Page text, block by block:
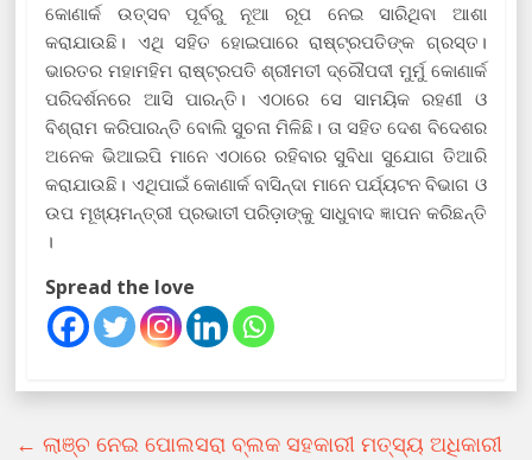
କୋଣାର୍କ ଉତ୍ସବ ପୂର୍ବରୁ ନୂଆ ରୂପ ନେଇ ସାରିଥିବା ଆଶା
କରାଯାଉଛି। ଏଥି ସହିତ ହୋଇପାରେ ରାଷ୍ଟ୍ରପତିଙ୍କ ଗ୍ରସ୍ତ।
ଭାରତର ମହାମହିମ ରାଷ୍ଟ୍ରପତି ଶ୍ରୀମତୀ ଦ୍ରୌପଦୀ ମୁର୍ମୁ କୋଣାର୍କ
ପରିଦର୍ଶନରେ ଆସି ପାରନ୍ତି। ଏଠାରେ ସେ ସାମୟିକ ରହଣୀ ଓ
ବିଶ୍ରାମ କରିପାରନ୍ତି ବୋଲି ସୁଚନା ମିଳିଛି। ତା ସହିତ ଦେଶ ବିଦେଶର
ଅନେକ ଭିଆଇପି ମାନେ ଏଠାରେ ରହିବାର ସୁବିଧା ସୁଯୋଗ ତିଆରି
କରାଯାଉଛି। ଏଥିପାଇଁ କୋଣାର୍କ ବାସିନ୍ଦା ମାନେ ପର୍ଯ୍ୟଟନ ବିଭାଗ ଓ
ଉପ ମୂଖ୍ୟମନ୍ତ୍ରୀ ପ୍ରଭାତୀ ପରିଡ଼ାଙ୍କୁ ସାଧୁବାଦ ଜ୍ଞାପନ କରିଛନ୍ତି
।
Spread the love
← ଲାଞ୍ଚ ନେଇ ପୋଲସରା ବ୍ଲକ ସହକାରୀ ମତ୍ସ୍ୟ ଅଧିକାରୀ